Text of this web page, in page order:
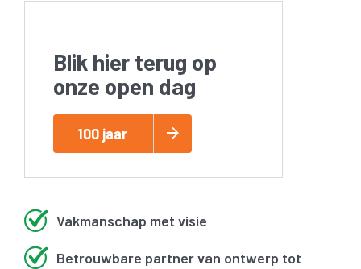
Blik hier terug op
onze open dag
100 jaar
Vakmanschap met visie
Betrouwbare partner van ontwerp tot